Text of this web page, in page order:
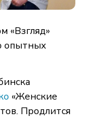
«Взгляд»
опытных
«Женские
Продлится